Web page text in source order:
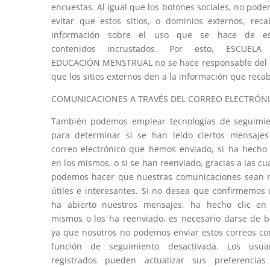
encuestas. Al igual que los botones sociales, no
evitar que estos sitios, o dominios externos,
información sobre el uso que se hace de
contenidos incrustados. Por esto, ESCUELA
EDUCACIÓN MENSTRUAL no se hace responsable del
que los sitios externos den a la información que
COMUNICACIONES A TRAVÉS DEL CORREO
También podemos emplear tecnologías de
para determinar si se han leído ciertos
correo electrónico que hemos enviado, si ha hecho
en los mismos, o si se han reenviado, gracias a las
podemos hacer que nuestras comunicaciones sean
útiles e interesantes. Si no desea que confirmemos
ha abierto nuestros mensajes, ha hecho clic en
mismos o los ha reenviado, es necesario darse de
ya que nosotros no podemos enviar estos correos
función de seguimiento desactivada. Los
registrados pueden actualizar sus